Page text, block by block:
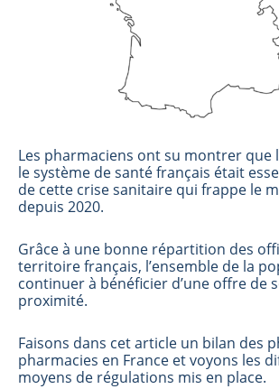
Les pharmaciens ont su montrer que
le système de santé français était
de cette crise sanitaire qui frappe le
depuis 2020.
Grâce à une bonne répartition des
territoire français, l’ensemble de la
continuer à bénéficier d’une offre de
proximité.
Faisons dans cet article un bilan des
pharmacies en France et voyons les
moyens de régulations mis en place.